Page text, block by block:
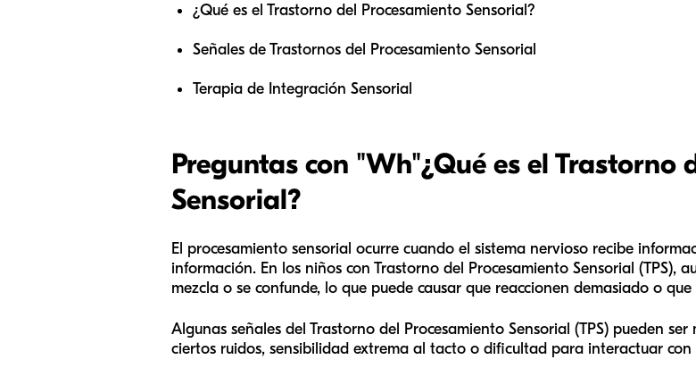
¿Qué es el Trastorno del Procesamiento Sensorial?
Señales de Trastornos del Procesamiento Sensorial
Terapia de Integración Sensorial
Preguntas con "Wh"¿Qué es el Trastorno
Sensorial?
El procesamiento sensorial ocurre cuando el sistema nervioso recibe
información. En los niños con Trastorno del Procesamiento Sensorial (TPS),
mezcla o se confunde, lo que puede causar que reaccionen demasiado o
Algunas señales del Trastorno del Procesamiento Sensorial (TPS) pueden
ciertos ruidos, sensibilidad extrema al tacto o dificultad para interactuar con